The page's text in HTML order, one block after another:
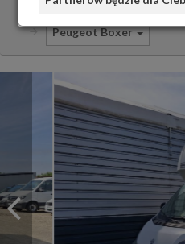
Peugeot Boxer